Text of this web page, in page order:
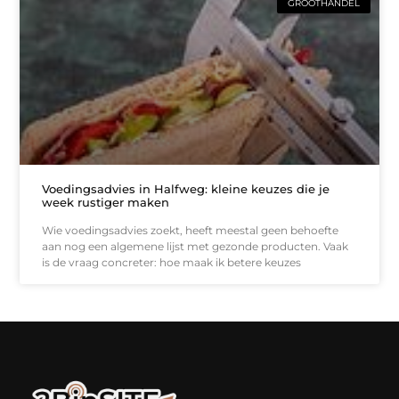
GROOTHANDEL
Voedingsadvies in Halfweg: kleine keuzes die je
week rustiger maken
Wie voedingsadvies zoekt, heeft meestal geen behoefte
aan nog een algemene lijst met gezonde producten. Vaak
is de vraag concreter: hoe maak ik betere keuzes